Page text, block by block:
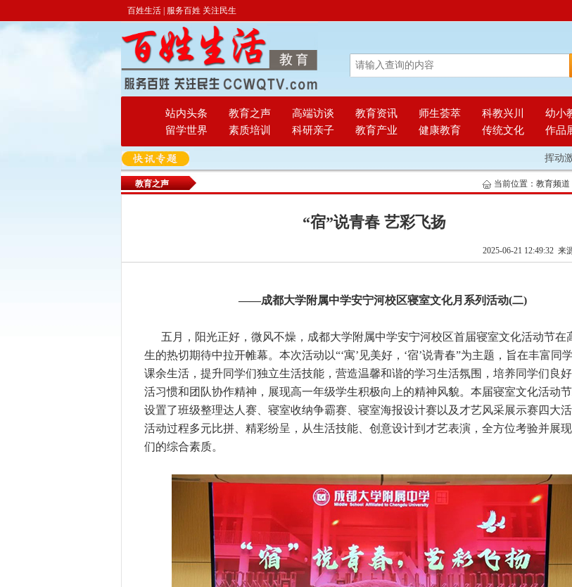
百姓生活 | 服务百姓 关注民生
站内头条 教育之声 高端访谈 教育资讯 师生荟萃 科教兴川 幼小
留学世界
素质培训 科研亲子 教育产业 健康教育 传统文化 作品
挥动激情
教育之声 当前位置： 教育频道
“宿”说青春 艺彩飞扬
2025-06-21 12:49:32 来
——成都大学附属中学安宁河校区寝室文化月系列活动(二)
五月，阳光正好，微风不燥，成都大学附属中学安宁河校区首届寝室文化活动节在
生的热切期待中拉开帷幕。本次活动以“‘寓’见美好，‘宿’说青春”为主题，旨在丰富同
课余生活，提升同学们独立生活技能，营造温馨和谐的学习生活氛围，培养同学们良
活习惯和团队协作精神，展现高一年级学生积极向上的精神风貌。本届寝室文化活动
设置了班级整理达人赛、寝室收纳争霸赛、寝室海报设计赛以及才艺风采展示赛四大活
活动过程多元比拼、精彩纷呈，从生活技能、创意设计到才艺表演，全方位考验并展
们的综合素质。